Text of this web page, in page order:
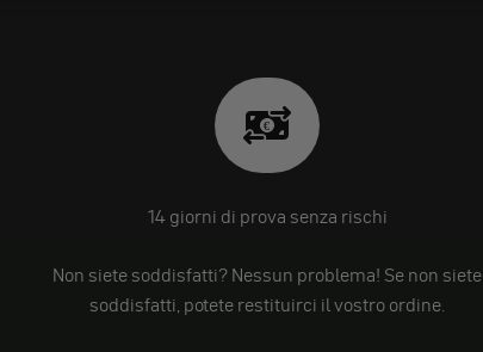
14 giorni di prova senza rischi
Non siete soddisfatti? Nessun problema! Se non siete
soddisfatti, potete restituirci il vostro ordine.